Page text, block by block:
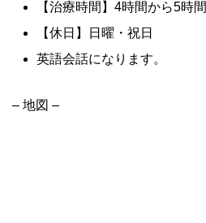
【治療時間】4時間から5時間
【休日】日曜・祝日
英語会話になります。
– 地図 –